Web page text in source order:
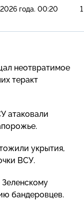
года. 00:20
неотвратимое
теракт
атаковали
укрытия,
ВСУ.
бандеровцев.